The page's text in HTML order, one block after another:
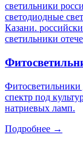
светильники
светодиодные
Казани.
светильники
спектр под
натриевых ламп.
Подробнее →